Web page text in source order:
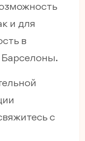
и для
в
с